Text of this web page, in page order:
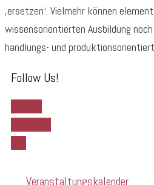
‚ersetzen‘. Vielmehr können
wissensorientierten Ausbildung
handlungs- und
Follow Us!
Veranstaltungskalender